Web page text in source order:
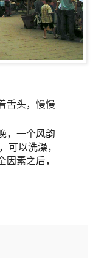
舌头，慢慢
，一个风韵
可以洗澡，
素之后，